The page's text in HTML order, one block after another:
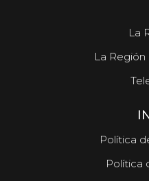
La
La
Política
Política